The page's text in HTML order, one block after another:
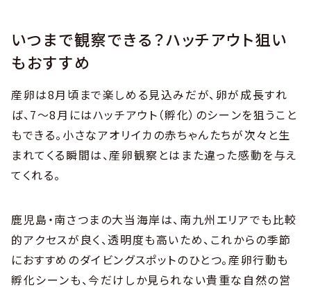
いつまで観察できる？ハッチアウト狙い
もおすすめ
産卵は8月頃まで楽しめる見込みだが、卵が成長すれ
ば、7〜8月にはハッチアウト（孵化）のシーンを狙うこと
もできる。小さなアオリイカの赤ちゃんたちが次々と生
まれてくる瞬間は、産卵観察とはまた違った感動を与え
てくれる。
鹿児島・南さつまの大当海岸は、南九州エリアでも比較
的アクセスが良く、透明度も高いため、これからの季節
におすすめのダイビングスポットのひとつ。産卵行動も
孵化シーンも、今だけしか見られない貴重な自然の営